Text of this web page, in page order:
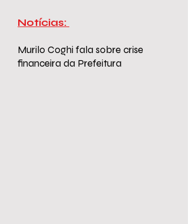
Notícias:
Murilo Coghi fala sobre crise
financeira da Prefeitura